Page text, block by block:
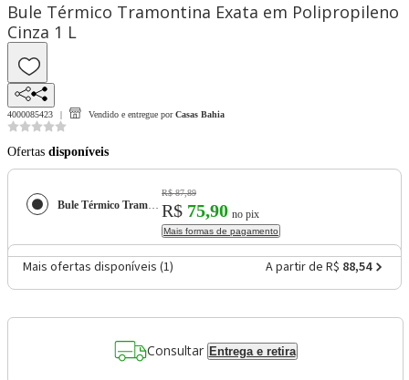
Bule Térmico Tramontina Exata em Polipropileno
Cinza 1 L
4000085423 Vendido e entregue por Casas Bahia
Ofertas disponíveis
Bule Térmico Tramontina Exata em Polipropileno Cinza 1 L
R$ 87,89
R$ 75,90 no pix
Mais formas de pagamento
Mais ofertas disponíveis (1) A partir de R$ 88,54
Consultar Entrega e retira